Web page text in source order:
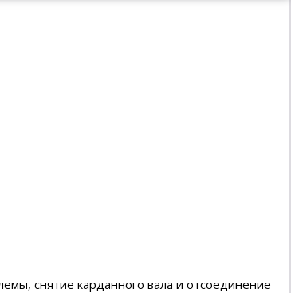
снятие карданного вала и отсоединение